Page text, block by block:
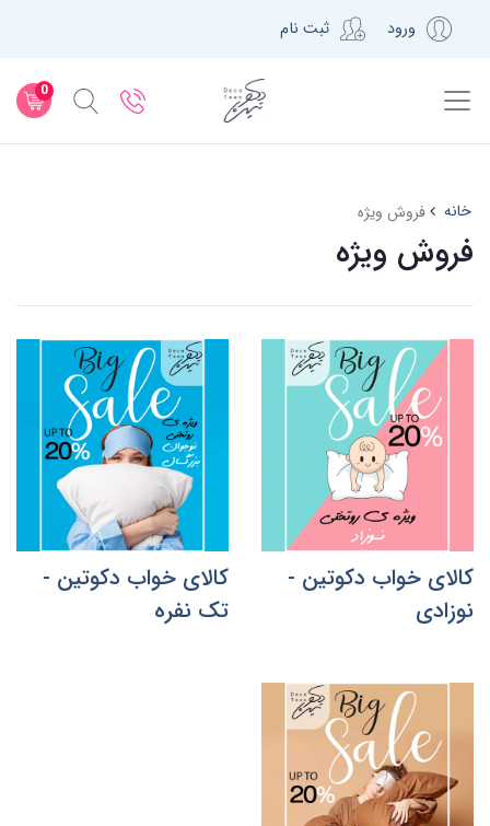
ورود ثبت نام
0
خانه فروش ویژه
فروش ویژه
کالای خواب دکوتین -
نوزادی
کالای خواب دکوتین -
تک نفره